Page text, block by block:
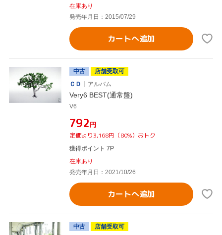
在庫あり
発売年月日：2015/07/29
カートへ追加
中古
店舗受取可
ＣＤ
アルバム
Very6 BEST(通常盤)
V6
¥792円
定価より3,168円（80%）おトク
獲得ポイント 7P
在庫あり
発売年月日：2021/10/26
カートへ追加
中古
店舗受取可